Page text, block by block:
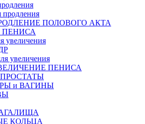
продления
ПРОДЛЕНИЕ ПОЛОВОГО АКТА
ПЕНИСА
увеличения
увеличения
ПЕНИСА
и ВАГИНЫ
КОЛЬЦА